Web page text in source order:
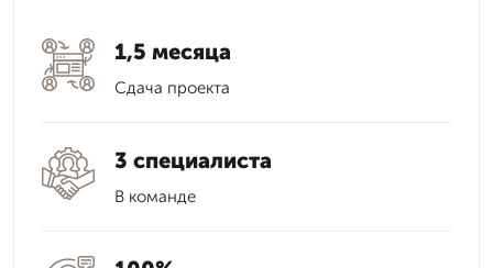
1,5 месяца
Сдача проекта
3 специалиста
В команде